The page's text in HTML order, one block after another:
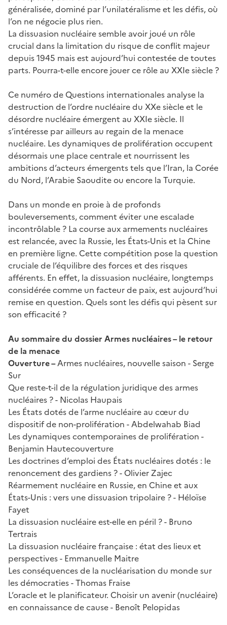
généralisée, dominé par l’unilatéralisme et les défis, où
l’on ne négocie plus rien.
La dissuasion nucléaire semble avoir joué un rôle
crucial dans la limitation du risque de conflit majeur
depuis 1945 mais est aujourd’hui contestée de toutes
parts. Pourra-t-elle encore jouer ce rôle au XXIe siècle ?
Ce numéro de Questions internationales analyse la
destruction de l’ordre nucléaire du XXe siècle et le
désordre nucléaire émergent au XXIe siècle. Il
s’intéresse par ailleurs au regain de la menace
nucléaire. Les dynamiques de prolifération occupent
désormais une place centrale et nourrissent les
ambitions d’acteurs émergents tels que l’Iran, la Corée
du Nord, l’Arabie Saoudite ou encore la Turquie.
Dans un monde en proie à de profonds
bouleversements, comment éviter une escalade
incontrôlable ? La course aux armements nucléaires
est relancée, avec la Russie, les États-Unis et la Chine
en première ligne. Cette compétition pose la question
cruciale de l’équilibre des forces et des risques
afférents. En effet, la dissuasion nucléaire, longtemps
considérée comme un facteur de paix, est aujourd’hui
remise en question. Quels sont les défis qui pèsent sur
son efficacité ?
Au sommaire du dossier Armes nucléaires – le retour
de la menace
Ouverture –Armes nucléaires, nouvelle saison - Serge
Sur
Que reste-t-il de la régulation juridique des armes
nucléaires ? - Nicolas Haupais
Les États dotés de l’arme nucléaire au cœur du
dispositif de non-prolifération - Abdelwahab Biad
Les dynamiques contemporaines de prolifération -
Benjamin Hautecouverture
Les doctrines d’emploi des États nucléaires dotés : le
renoncement des gardiens ? - Olivier Zajec
Réarmement nucléaire en Russie, en Chine et aux
États-Unis : vers une dissuasion tripolaire ? - Héloïse
Fayet
La dissuasion nucléaire est-elle en péril ? - Bruno
Tertrais
La dissuasion nucléaire française : état des lieux et
perspectives - Emmanuelle Maitre
Les conséquences de la nucléarisation du monde sur
les démocraties - Thomas Fraise
L’oracle et le planificateur. Choisir un avenir (nucléaire)
en connaissance de cause - Benoît Pelopidas